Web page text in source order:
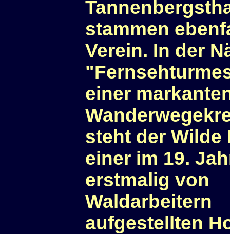
stammen
Verein. In der
einer
steht der Wilde
einer im 19.
erstmalig von
Waldarbeitern
aufgestellten